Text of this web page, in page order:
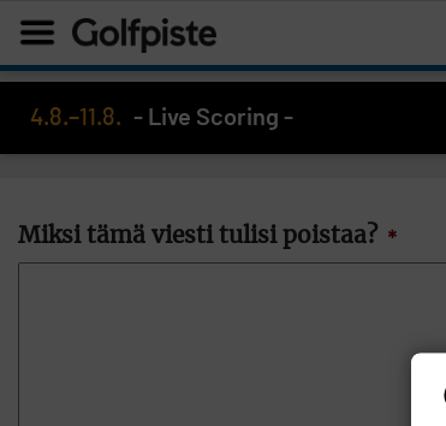
4.8.–11.8. - Live Scoring -
Miksi tämä viesti tulisi poistaa? *